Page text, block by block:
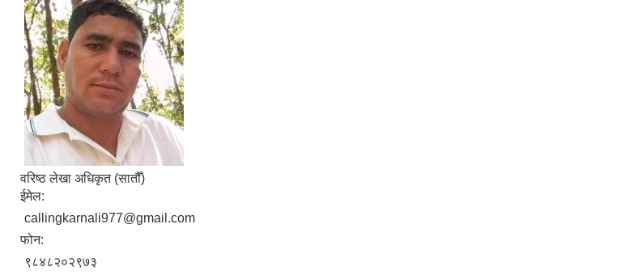
वरिष्ठ लेखा अधिकृत (सातौँ)
ईमेल:
callingkarnali977@gmail.com
फोन:
९८४८२०२९७३